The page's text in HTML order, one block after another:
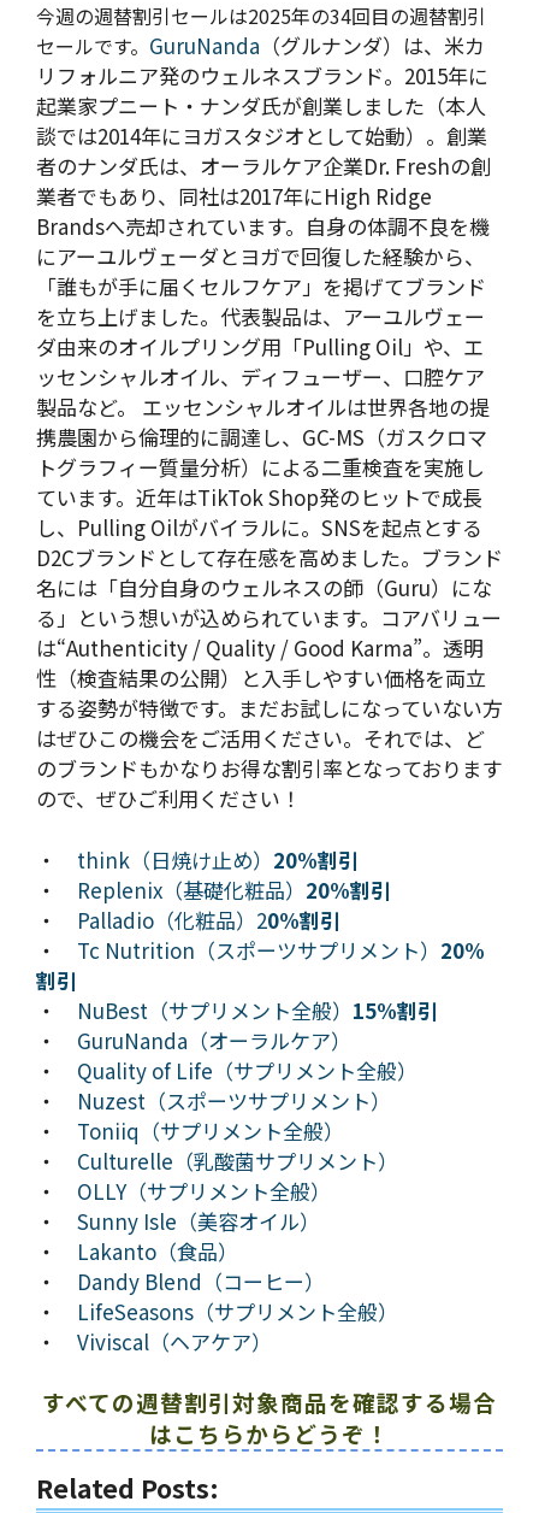
今週の週替割引セールは2025年の34回目の週替割引
セールです。 GuruNanda （グルナンダ）は、米カ
リフォルニア発のウェルネスブランド。2015年に
起業家プニート・ナンダ氏が創業しました（本人
談では2014年にヨガスタジオとして始動）。創業
者のナンダ氏は、オーラルケア企業Dr. Freshの創
業者でもあり、同社は2017年にHigh Ridge
Brandsへ売却されています。自身の体調不良を機
にアーユルヴェーダとヨガで回復した経験から、
「誰もが手に届くセルフケア」を掲げてブランド
を立ち上げました。代表製品は、アーユルヴェー
ダ由来のオイルプリング用「Pulling Oil」や、エ
ッセンシャルオイル、ディフューザー、口腔ケア
製品など。 エッセンシャルオイルは世界各地の提
携農園から倫理的に調達し、GC-MS（ガスクロマ
トグラフィー質量分析）による二重検査を実施し
ています。近年はTikTok Shop発のヒットで成長
し、Pulling Oilがバイラルに。SNSを起点とする
D2Cブランドとして存在感を高めました。ブランド
名には「自分自身のウェルネスの師（Guru）にな
る」という想いが込められています。コアバリュー
は“Authenticity / Quality / Good Karma”。透明
性（検査結果の公開）と入手しやすい価格を両立
する姿勢が特徴です。まだお試しになっていない方
はぜひこの機会をご活用ください。 それでは、ど
のブランドもかなりお得な割引率となっております
ので、ぜひご利用ください！
・ think（日焼け止め） 20%割引
・ Replenix（基礎化粧品） 20%割引
・ Palladio（化粧品）20%割引
・ Tc Nutrition（スポーツサプリメント） 20%
割引
・ NuBest（サプリメント全般） 15%割引
・ GuruNanda（オーラルケア）
・ Quality of Life（サプリメント全般）
・ Nuzest（スポーツサプリメント）
・ Toniiq（サプリメント全般）
・ Culturelle（乳酸菌サプリメント）
・ OLLY（サプリメント全般）
・ Sunny Isle（美容オイル）
・ Lakanto（食品）
・ Dandy Blend（コーヒー）
・ LifeSeasons（サプリメント全般）
・ Viviscal（ヘアケア）
すべての週替割引対象商品を確認する場合
はこちらからどうぞ！
Related Posts: